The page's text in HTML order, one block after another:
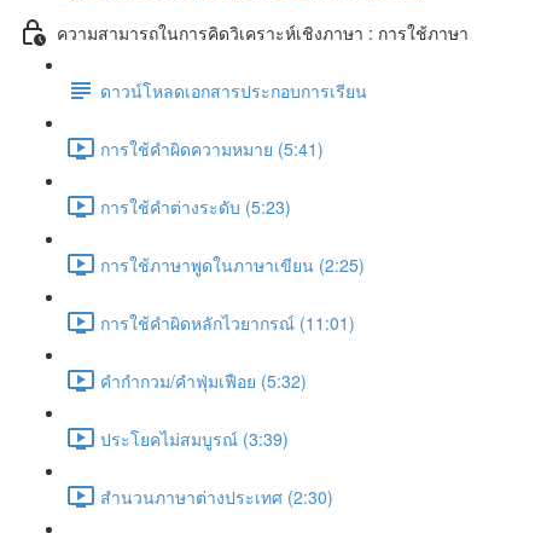
ความสามารถในการคิดวิเคราะห์เชิงภาษา : การใช้ภาษา
ดาวน์โหลดเอกสารประกอบการเรียน
การใช้คำผิดความหมาย (5:41)
การใช้คำต่างระดับ (5:23)
การใช้ภาษาพูดในภาษาเขียน (2:25)
การใช้คำผิดหลักไวยากรณ์ (11:01)
คำกำกวม/คำฟุ่มเฟือย (5:32)
ประโยคไม่สมบูรณ์ (3:39)
สำนวนภาษาต่างประเทศ (2:30)